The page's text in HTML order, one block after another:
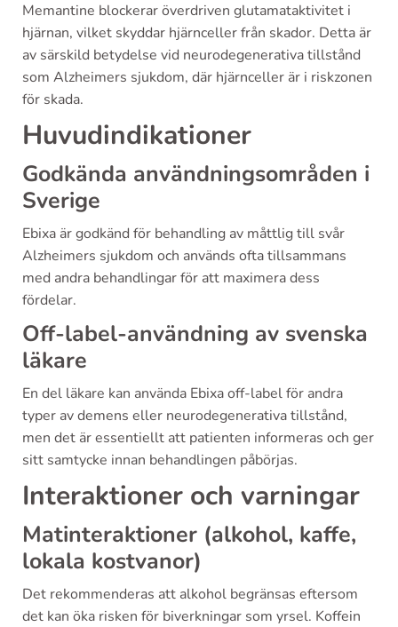
Memantine blockerar överdriven glutamataktivitet i
hjärnan, vilket skyddar hjärnceller från skador. Detta är
av särskild betydelse vid neurodegenerativa tillstånd
som Alzheimers sjukdom, där hjärnceller är i riskzonen
för skada.
Huvudindikationer
Godkända användningsområden i
Sverige
Ebixa är godkänd för behandling av måttlig till svår
Alzheimers sjukdom och används ofta tillsammans
med andra behandlingar för att maximera dess
fördelar.
Off-label-användning av svenska
läkare
En del läkare kan använda Ebixa off-label för andra
typer av demens eller neurodegenerativa tillstånd,
men det är essentiellt att patienten informeras och ger
sitt samtycke innan behandlingen påbörjas.
Interaktioner och varningar
Matinteraktioner (alkohol, kaffe,
lokala kostvanor)
Det rekommenderas att alkohol begränsas eftersom
det kan öka risken för biverkningar som yrsel. Koffein